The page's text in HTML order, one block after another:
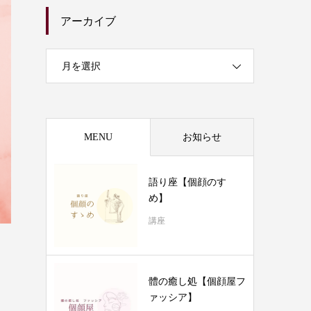
アーカイブ
月を選択
MENU お知らせ
語り座【個顔のすゝ
め】
講座
體の癒し処【個顔屋フ
ァッシア】